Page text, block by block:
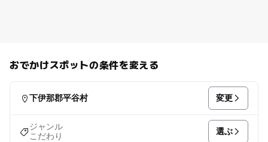
おでかけスポットの条件を変える
下伊那郡平谷村 変更
ジャンル
こだわり
選ぶ